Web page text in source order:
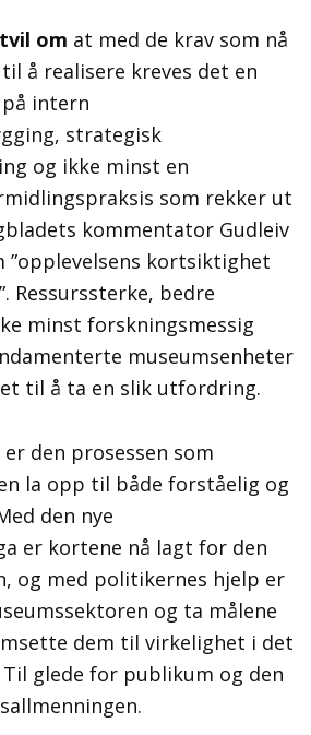
om at med de krav som nå
å realisere kreves det en
intern
strategisk
og ikke minst en
som rekker ut
kommentator Gudleiv
”opplevelsens kortsiktighet
Ressurssterke, bedre
minst forskningsmessig
museumsenheter
til å ta en slik utfordring.
er den prosessen som
la opp til både forståelig og
den nye
er kortene nå lagt for den
og med politikernes hjelp er
og ta målene
dem til virkelighet i det
glede for publikum og den